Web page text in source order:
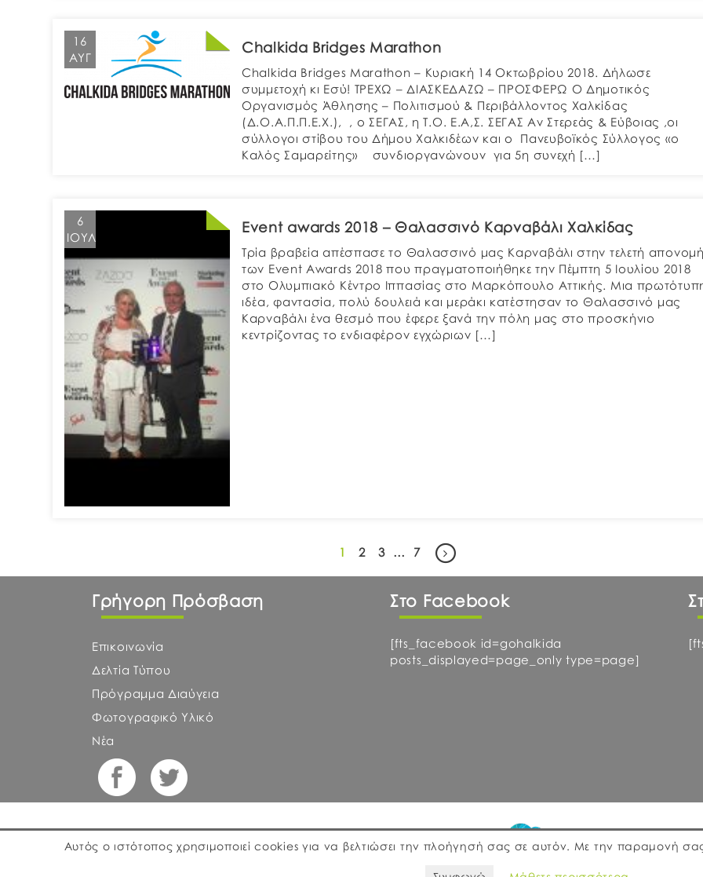
16
ΑΥΓ
Chalkida Bridges Marathon
Chalkida Bridges Marathon – Κυριακή 14 Οκτωβρίου 2018. Δήλωσε
συμμετοχή κι Εσύ! ΤΡΕΧΩ – ΔΙΑΣΚΕΔΑΖΩ – ΠΡΟΣΦΕΡΩ Ο Δημοτικός
Οργανισμός Άθλησης – Πολιτισμού & Περιβάλλοντος Χαλκίδας
(Δ.Ο.Α.Π.Π.Ε.Χ.), , ο ΣΕΓΑΣ, η Τ.Ο. Ε.Α,Σ. ΣΕΓΑΣ Αν Στερεάς & Εύβοιας ,οι
σύλλογοι στίβου του Δήμου Χαλκιδέων και ο Πανευβοϊκός Σύλλογος «ο
Καλός Σαμαρείτης» συνδιοργανώνουν για 5η συνεχή […]
6
ΙΟΎΛ
Event awards 2018 – Θαλασσινό Καρναβάλι Χαλκίδας
Τρία βραβεία απέσπασε το Θαλασσινό μας Καρναβάλι στην τελετή
των Event Awards 2018 που πραγματοποιήθηκε την Πέμπτη 5 Ιουλίου 2018
στο Ολυμπιακό Κέντρο Ιππασίας στο Μαρκόπουλο Αττικής. Μια
ιδέα, φαντασία, πολύ δουλειά και μεράκι κατέστησαν το Θαλασσινό μας
Καρναβάλι ένα θεσμό που έφερε ξανά την πόλη μας στο προσκήνιο
κεντρίζοντας το ενδιαφέρον εγχώριων […]
1 2 3 … 7
Γρήγορη Πρόσβαση
Επικοινωνία
Δελτία Τύπου
Πρόγραμμα Διαύγεια
Φωτογραφικό Υλικό
Νέα
Στο Facebook
[fts_facebook id=gohalkida
posts_displayed=page_only type=page]
graphics design by citrine.gr web
Αυτός ο ιστότοπος χρησιμοποιεί cookies για να βελτιώσει την πλοήγησή σας σε αυτόν. Με την παραμονή